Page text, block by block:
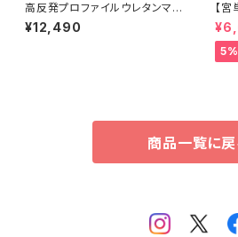
高反発プロファイルウレタンマッ
トレス【Beleza10-ベレーザ・テ
ン-】(ダブル) ORM-10D
¥12,490
【
整脚
ブ
商品一覧に戻